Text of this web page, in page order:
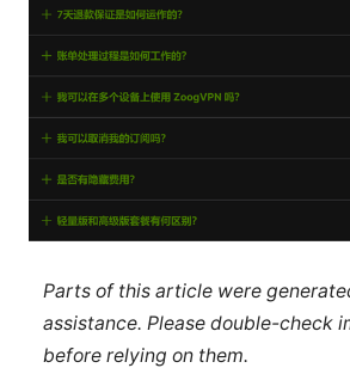
Parts of this article were
assistance. Please double-check
before relying on them.